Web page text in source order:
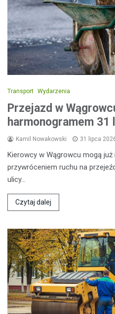
Transport Wydarzenia
Przejazd w
harmonogramem
Kamil Nowakowski 31 lipca
Kierowcy w Wągrowcu mogą
przywróceniem ruchu na
ulicy…
Czytaj dalej